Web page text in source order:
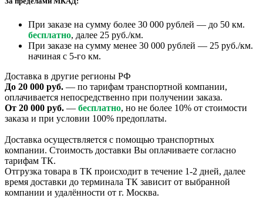
При заказе на сумму более 30 000 рублей — до 50 км.
бесплатно, далее 25 руб./км.
При заказе на сумму менее 30 000 рублей — 25 руб./км.
начиная с 5-го км.
Доставка в другие регионы РФ
До 20 000 руб. — по тарифам транспортной компании,
оплачивается непосредственно при получении заказа.
От 20 000 руб. — бесплатно, но не более 10% от стоимости
заказа и при условии 100% предоплаты.
Доставка осуществляется с помощью транспортных
компании. Стоимость доставки Вы оплачиваете согласно
тарифам ТК.
Отгрузка товара в ТК происходит в течение 1-2 дней, далее
время доставки до терминала ТК зависит от выбранной
компании и удалённости от г. Москва.